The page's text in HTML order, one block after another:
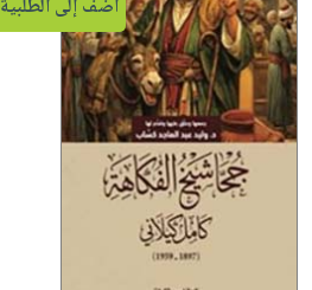
أضف إلى الطلبية